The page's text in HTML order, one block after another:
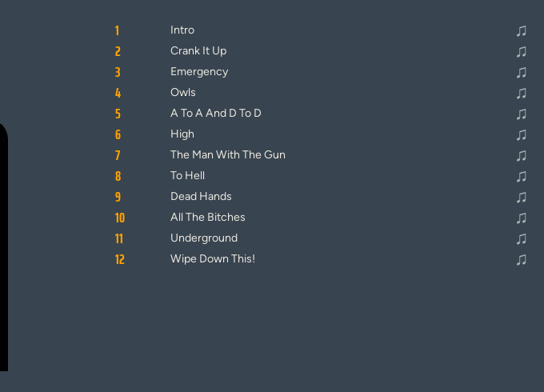
1 Intro
♫
2
Crank It Up
♫
3
Emergency
♫
4
Owls
♫
5
A To A And D To D
♫
6
High
♫
7
The Man With The Gun
♫
8
To Hell
♫
9
Dead Hands
♫
10
All The Bitches
♫
11
Underground
♫
12
Wipe Down This! ♫